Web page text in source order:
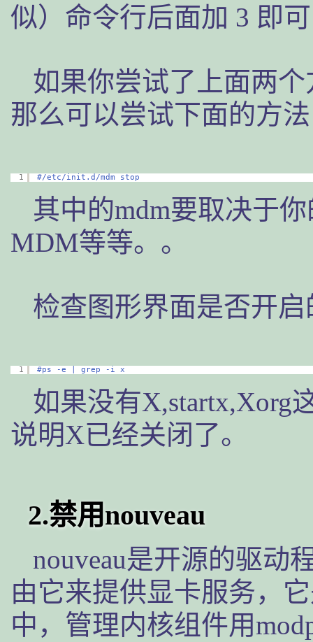
似）命令行后面加 3 即
如果你尝试了上面两
那么可以尝试下面的方
1 #/etc/init.d/mdm stop
其中的mdm要取决于
MDM等等。。
检查图形界面是否开
1 #ps -e | grep -i x
如果没有X,startx,Xorg
说明X已经关闭了。
2.禁用nouveau
nouveau是开源的驱动
由它来提供显卡服务，
中，管理内核组件用